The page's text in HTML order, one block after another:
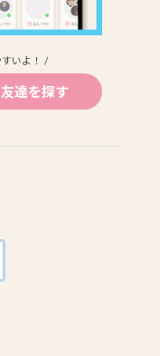
いよ！ /
達を探す